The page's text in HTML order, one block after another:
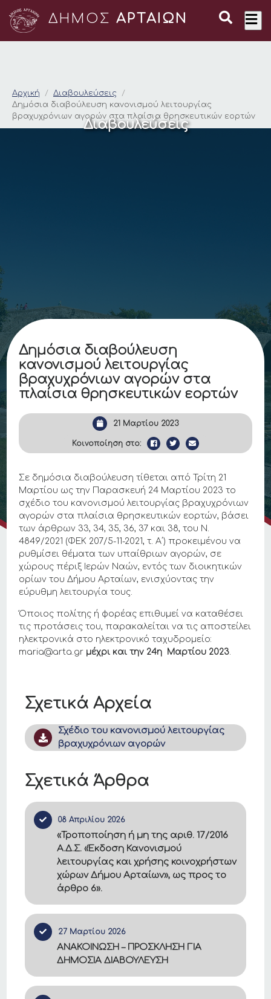
ΔΗΜΟΣ ΑΡΤΑΙΩΝ
Δημόσια
Αρχική
Διαβουλεύσεις
Δημόσια διαβούλευση κανονισμού λειτουργίας
βραχυχρόνιων αγορών στα πλαίσια θρησκευτικών εορτών
Διαβουλεύσεις
Σχετικά Αρχεία
Σχέδιο του κανονισμού λειτουργίας
βραχυχρόνιων αγορών
Σχετικά Άρθρα
08 Απριλίου 2026
«Τροποποίηση ή μη της αριθ. 17/2016
Α.Δ.Σ. «Έκδοση Κανονισμού
λειτουργίας και χρήσης κοινοχρήστων
χώρων Δήμου Αρταίων», ως προς το
άρθρο 6».
27 Μαρτίου 2026
ΑΝΑΚΟΙΝΩΣΗ – ΠΡΟΣΚΛΗΣΗ ΓΙΑ
ΔΗΜΟΣΙΑ ΔΙΑΒΟΥΛΕΥΣΗ
Δημόσια διαβούλευση
κανονισμού λειτουργίας
βραχυχρόνιων αγορών στα
πλαίσια θρησκευτικών εορτών
21 Μαρτίου 2023
Κοινοποίηση στο:
Σε δημόσια διαβούλευση τίθεται από Τρίτη 21
Μαρτίου ως την Παρασκευή 24 Μαρτίου 2023 το
σχέδιο του κανονισμού λειτουργίας βραχυχρόνιων
αγορών στα πλαίσια θρησκευτικών εορτών, βάσει
των άρθρων 33, 34, 35, 36, 37 και 38, του Ν.
4849/2021 (ΦΕΚ 207/5-11-2021, τ. Α΄) προκειμένου να
ρυθμίσει θέματα των υπαίθριων αγορών, σε
χώρους πέριξ Ιερών Ναών, εντός των διοικητικών
ορίων του Δήμου Αρταίων, ενισχύοντας την
εύρυθμη λειτουργία τους.
Όποιος πολίτης ή φορέας επιθυμεί να καταθέσει
τις προτάσεις του, παρακαλείται να τις αποστείλει
ηλεκτρονικά στο ηλεκτρονικό ταχυδρομείο:
maria@arta.gr μέχρι και την 24η Μαρτίου 2023.